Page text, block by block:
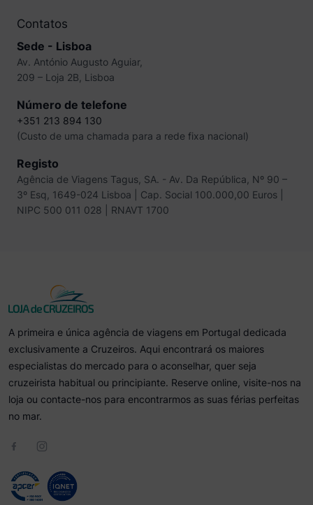
Contatos
Sede - Lisboa
Av. António Augusto Aguiar,
209 – Loja 2B, Lisboa
Número de telefone
+351 213 894 130
(Custo de uma chamada para a rede fixa nacional)
Registo
Agência de Viagens Tagus, SA. - Av. Da República, Nº 90 –
3º Esq, 1649-024 Lisboa | Cap. Social 100.000,00 Euros |
NIPC 500 011 028 | RNAVT 1700
A primeira e única agência de viagens em Portugal dedicada
exclusivamente a Cruzeiros. Aqui encontrará os maiores
especialistas do mercado para o aconselhar, quer seja
cruzeirista habitual ou principiante. Reserve online, visite-nos na
loja ou contacte-nos para encontrarmos as suas férias perfeitas
no mar.